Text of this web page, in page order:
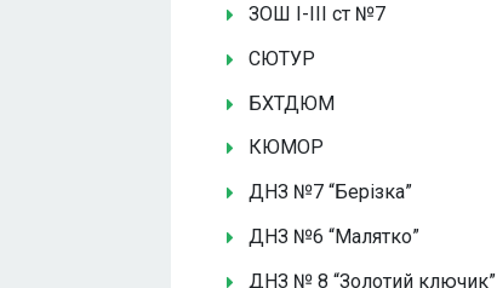
ЗОШ І-ІІІ ст №7
СЮТУР
БХТДЮМ
КЮМОР
ДНЗ №7 “Берізка”
ДНЗ №6 “Малятко”
ДНЗ № 8 “Золотий ключик”